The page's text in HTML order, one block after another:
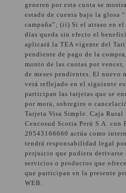
generen por esta cuota se
estado de cuenta bajo la glosa
campaña”; (ii) Si el atraso en el
días queda sin efecto el
aplicará la TEA vigente del
pendiente de pago de la
monto de las cuotas por
de meses pendientes. El nuevo
verá reflejado en el siguiente
participan las tarjetas que se
por mora, sobregiro o
Tarjeta Visa Simple. Caja
Cencosud Scotia Perú S.A. con
20543166660 actúa como
tendrá responsabilidad legal
perjuicio que pudiera derivarse
servicios o productos que
que participan en la presente
WEB.